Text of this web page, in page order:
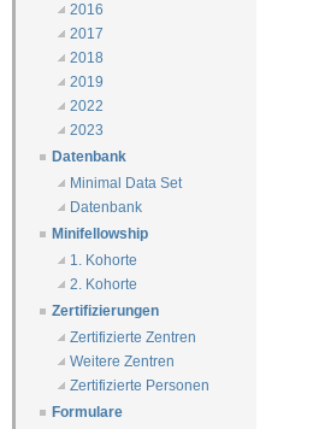
2016
2017
2018
2019
2022
2023
Datenbank
Minimal Data Set
Datenbank
Minifellowship
1. Kohorte
2. Kohorte
Zertifizierungen
Zertifizierte Zentren
Weitere Zentren
Zertifizierte Personen
Formulare